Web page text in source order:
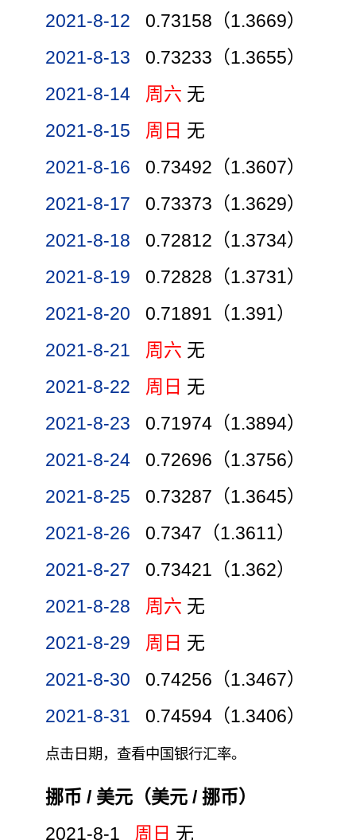
2021-8-12
0.73158（1.3669）
2021-8-13
0.73233（1.3655）
2021-8-14
周六 无
2021-8-15
周日 无
2021-8-16
0.73492（1.3607）
2021-8-17
0.73373（1.3629）
2021-8-18
0.72812（1.3734）
2021-8-19
0.72828（1.3731）
2021-8-20
0.71891（1.391）
2021-8-21
周六 无
2021-8-22
周日 无
2021-8-23
0.71974（1.3894）
2021-8-24
0.72696（1.3756）
2021-8-25
0.73287（1.3645）
2021-8-26
0.7347（1.3611）
2021-8-27
0.73421（1.362）
2021-8-28
周六 无
2021-8-29
周日 无
2021-8-30
0.74256（1.3467）
2021-8-31
0.74594（1.3406）
点击日期，查看中国银行汇率。
挪币 / 美元（美元 / 挪币）
2021-8-1 周日 无